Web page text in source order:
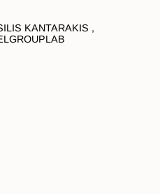
KANTARAKIS ,